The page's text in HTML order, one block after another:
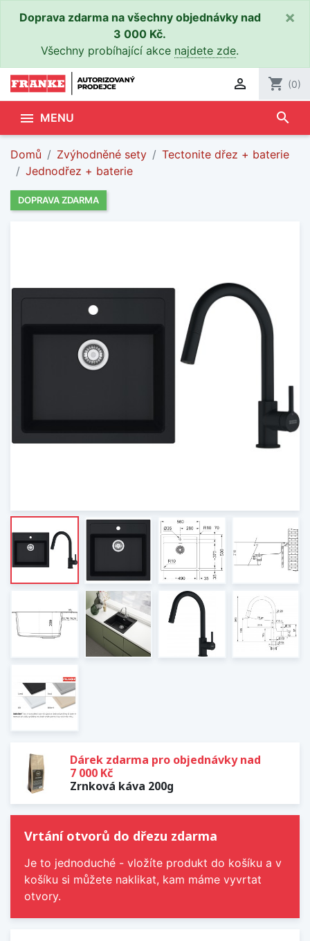
Doprava zdarma na všechny objednávky nad
3 000 Kč.
Všechny probíhající akce najdete zde.
×
 shopping_cart (0)
 MENU search
Domů Zvýhodněné sety
Tectonite dřez + baterie
Jednodřez + baterie
DOPRAVA ZDARMA
Dárek zdarma pro objednávky nad
7 000 Kč
Zrnková káva 200g
Vrtání otvorů do dřezu zdarma
Je to jednoduché - vložíte produkt do košíku a v
košíku si můžete naklikat, kam máme vyvrtat
otvory.